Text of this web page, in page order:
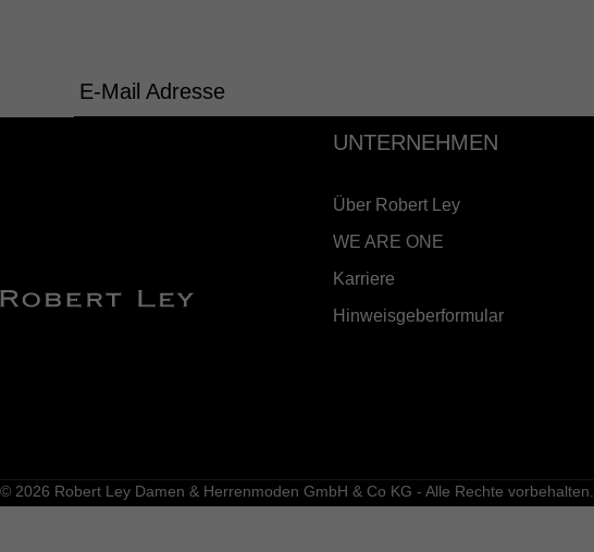
E-Mail Adresse
UNTERNEHMEN
Über Robert Ley
WE ARE ONE
Karriere
Hinweisgeberformular
© 2026 Robert Ley Damen & Herrenmoden GmbH & Co KG - Alle Rechte vorbehalten.